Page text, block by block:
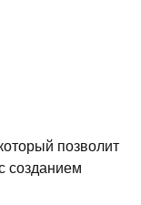
позволит
созданием